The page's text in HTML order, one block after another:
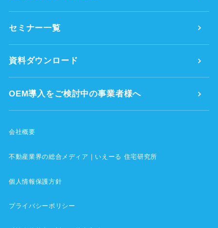
セミナー一覧
資料ダウンロード
OEM導入をご検討中の事業者様へ
会社概要
不動産業界の総合メディア｜いえーる 住宅研究所
個人情報保護方針
プライバシーポリシー